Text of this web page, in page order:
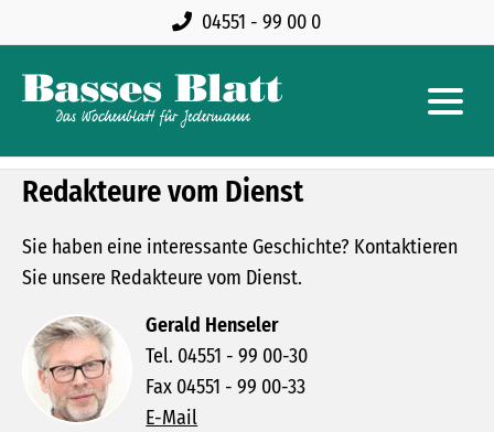
04551 - 99 00 0
Redakteure vom Dienst
Sie haben eine interessante Geschichte? Kontaktieren
Sie unsere Redakteure vom Dienst.
Gerald Henseler
Tel. 04551 - 99 00-30
Fax 04551 - 99 00-33
E-Mail